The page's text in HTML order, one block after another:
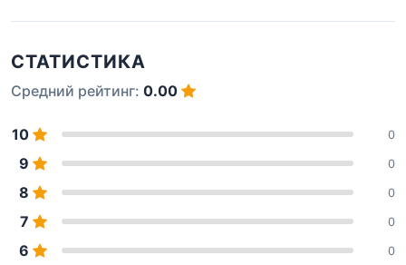
СТАТИСТИКА
Средний рейтинг: 0.00
10 0
9 0
8 0
7 0
6 0